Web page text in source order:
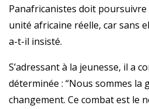
Panafricanistes doit
unité africaine réelle, car sans
a-t-il insisté.
S’adressant à la jeunesse, il a
déterminée : “Nous sommes la
changement. Ce combat est le